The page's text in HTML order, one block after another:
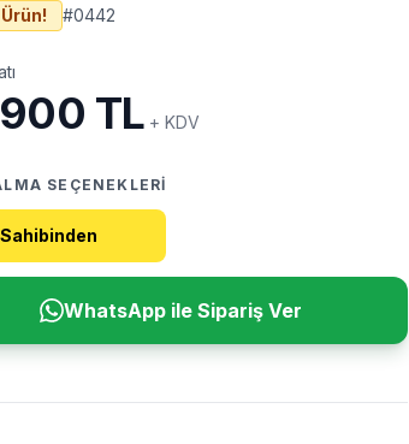
#0442
TL + KDV
SEÇENEKLERI
Sahibinden
WhatsApp ile Sipariş Ver